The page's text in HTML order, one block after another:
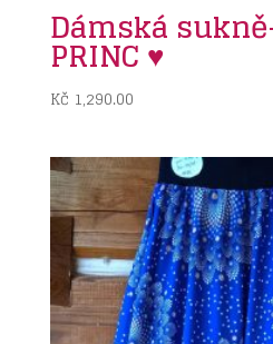
Dámská
PRINC ♥
Kč 1,290.00